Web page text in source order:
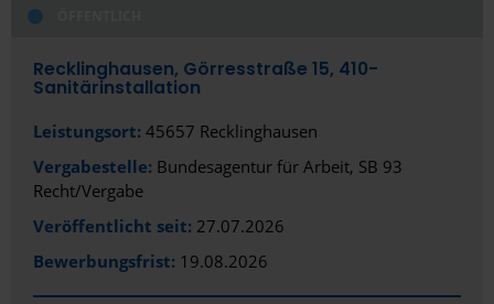
Recklinghausen, Görresstraße 15, 410-
Sanitärinstallation
Leistungsort: 45657 Recklinghausen
Vergabestelle: Bundesagentur für Arbeit, SB 93
Recht/Vergabe
Veröffentlicht seit: 27.07.2026
Bewerbungsfrist: 19.08.2026